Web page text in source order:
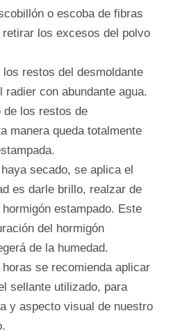
o escoba de fibras
los excesos del polvo
restos del desmoldante
radier con abundante agua.
de los restos de
manera queda totalmente
secado, se aplica el
es darle brillo, realzar de
estampado. Este
del hormigón
de la humedad.
se recomienda aplicar
sellante utilizado, para
y aspecto visual de nuestro